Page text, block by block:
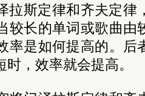
斯定律和齐夫定律
较长的单词或歌曲由
率是如何提高的。后
，效率就会提高。